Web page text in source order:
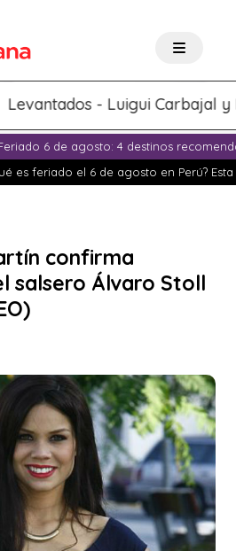
- Luigui Carbajal y
6 de agosto: 4 destinos
es feriado el 6 de agosto en Perú?
confirma
salsero Álvaro Stoll